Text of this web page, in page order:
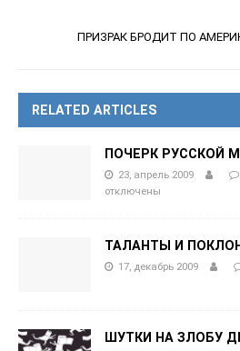
ПРИЗРАК БРОДИТ ПО
RELATED ARTICLES
ПОЧЕРК РУССКОЙ
23, апрель 2009
отключены
ТАЛАНТЫ И
17, декабрь 2009
ШУТКИ НА ЗЛОБУ